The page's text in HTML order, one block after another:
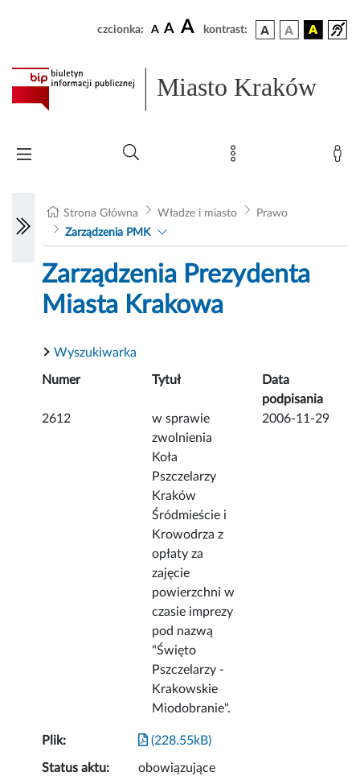
czcionka: A A A kontrast:
Miasto Kraków
Strona Główna Władze i miasto
Prawo
Zarządzenia PMK
Zarządzenia Prezydenta
Miasta Krakowa
Wyszukiwarka
Numer Tytuł
Data
podpisania
2612
w sprawie
zwolnienia
Koła
Pszczelarzy
Kraków
Śródmieście i
Krowodrza z
opłaty za
zajęcie
powierzchni w
czasie imprezy
pod nazwą
"Święto
Pszczelarzy -
Krakowskie
Miodobranie".
2006-11-29
Plik: (228.55kB)
Status aktu: obowiązujące